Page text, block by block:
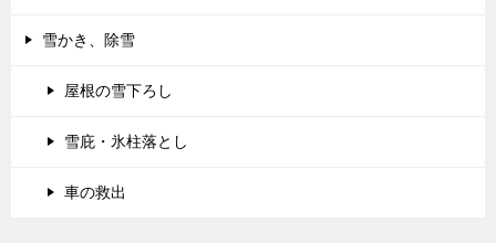
雪かき、除雪
屋根の雪下ろし
雪庇・氷柱落とし
車の救出